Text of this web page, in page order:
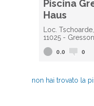
Piscina
Haus
Loc. Tschoarde,
11025 -
0.0 0
non hai trovato la